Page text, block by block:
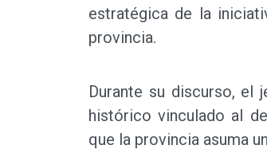
estratégica de la
provincia.
Durante su discurso, el
histórico vinculado al
que la provincia asuma